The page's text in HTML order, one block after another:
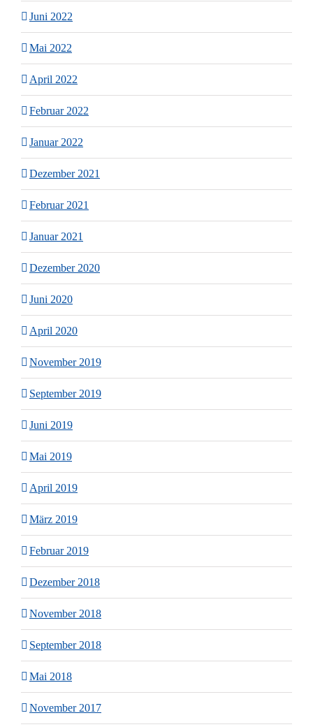
Juni 2022
Mai 2022
April 2022
Februar 2022
Januar 2022
Dezember 2021
Februar 2021
Januar 2021
Dezember 2020
Juni 2020
April 2020
November 2019
September 2019
Juni 2019
Mai 2019
April 2019
März 2019
Februar 2019
Dezember 2018
November 2018
September 2018
Mai 2018
November 2017